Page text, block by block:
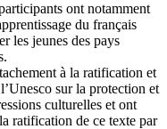
ont notamment
du français
les jeunes des pays
à la ratification et
sur la protection et
culturelles et ont
ratification de ce texte par